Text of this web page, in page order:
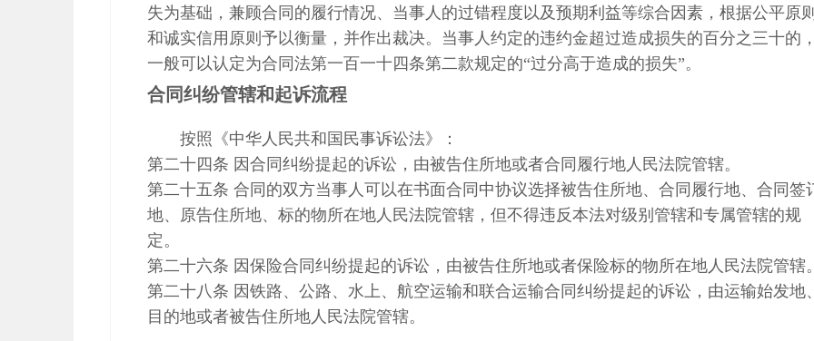
失为基础，兼顾合同的履行情况、当事人的过错程度以及预期利益等综合因素，根据公平原则
和诚实信用原则予以衡量，并作出裁决。当事人约定的违约金超过造成损失的百分之三十的，
一般可以认定为合同法第一百一十四条第二款规定的“过分高于造成的损失”。
合同纠纷管辖和起诉流程
按照《中华人民共和国民事诉讼法》：
第二十四条 因合同纠纷提起的诉讼，由被告住所地或者合同履行地人民法院管辖。
第二十五条 合同的双方当事人可以在书面合同中协议选择被告住所地、合同履行地、合同签
地、原告住所地、标的物所在地人民法院管辖，但不得违反本法对级别管辖和专属管辖的规
定。
第二十六条 因保险合同纠纷提起的诉讼，由被告住所地或者保险标的物所在地人民法院管辖。
第二十八条 因铁路、公路、水上、航空运输和联合运输合同纠纷提起的诉讼，由运输始发地、
目的地或者被告住所地人民法院管辖。